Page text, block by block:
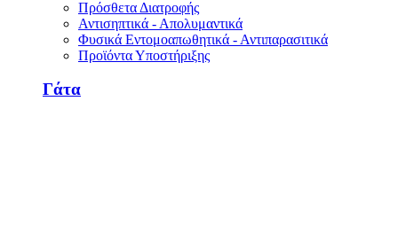
Πρόσθετα Διατροφής
Αντισηπτικά - Απολυμαντικά
Φυσικά Εντομοαπωθητικά - Αντιπαρασιτικά
Προϊόντα Υποστήριξης
Γάτα